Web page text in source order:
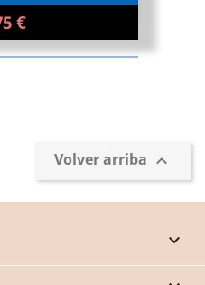
€
Volver arriba 
